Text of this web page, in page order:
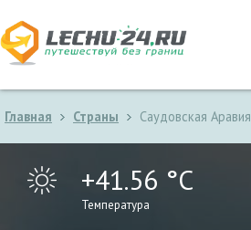
Главная Страны Саудовская Аравия
+41.56 °C
Температура